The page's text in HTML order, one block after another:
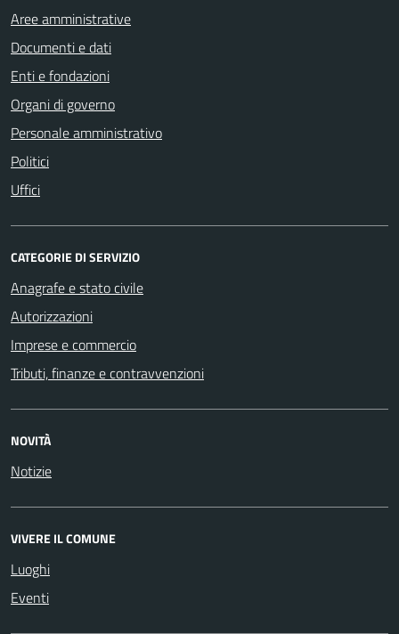
Aree amministrative
Documenti e dati
Enti e fondazioni
Organi di governo
Personale amministrativo
Politici
Uffici
CATEGORIE DI SERVIZIO
Anagrafe e stato civile
Autorizzazioni
Imprese e commercio
Tributi, finanze e contravvenzioni
NOVITÀ
Notizie
VIVERE IL COMUNE
Luoghi
Eventi